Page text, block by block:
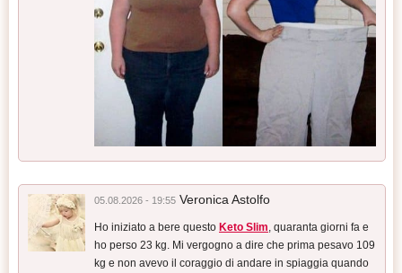
05.08.2026 - 19:55 Veronica Astolfo
Ho iniziato a bere questo Keto Slim , quaranta giorni fa e
ho perso 23 kg. Mi vergogno a dire che prima pesavo 109
kg e non avevo il coraggio di andare in spiaggia quando